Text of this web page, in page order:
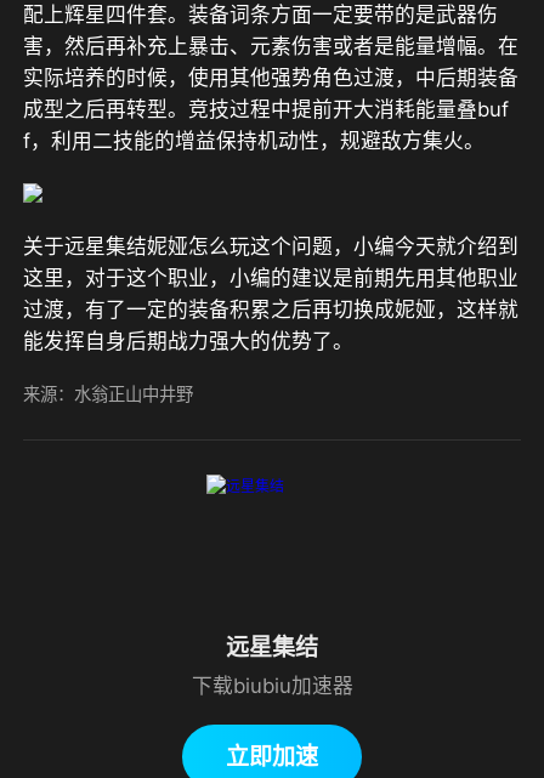
配上辉星四件套。装备词条方面一定要带的是武器伤
害，然后再补充上暴击、元素伤害或者是能量增幅。在
实际培养的时候，使用其他强势角色过渡，中后期装备
成型之后再转型。竞技过程中提前开大消耗能量叠buf
f，利用二技能的增益保持机动性，规避敌方集火。
关于远星集结妮娅怎么玩这个问题，小编今天就介绍到
这里，对于这个职业，小编的建议是前期先用其他职业
过渡，有了一定的装备积累之后再切换成妮娅，这样就
能发挥自身后期战力强大的优势了。
来源：水翁正山中井野
远星集结
下载biubiu加速器
立即加速